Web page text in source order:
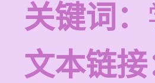
关键词：
文本链接